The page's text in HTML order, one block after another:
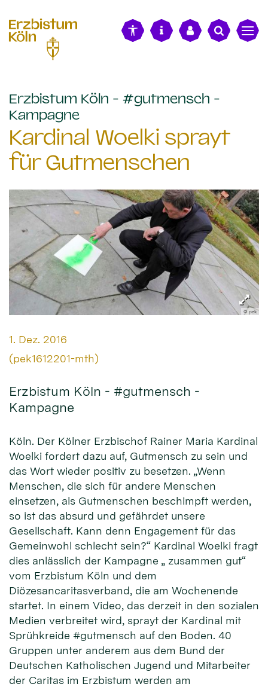
Erzbistum Köln - #gutmensch -
Kampagne:
Kardinal Woelki sprayt
für Gutmenschen
© pek
Datum:
1. Dez. 2016
Von:
(pek1612201-mth)
Erzbistum Köln - #gutmensch -
Kampagne
Köln. Der Kölner Erzbischof Rainer Maria Kardinal
Woelki fordert dazu auf, Gutmensch zu sein und
das Wort wieder positiv zu besetzen. „Wenn
Menschen, die sich für andere Menschen
einsetzen, als Gutmenschen beschimpft werden,
so ist das absurd und gefährdet unsere
Gesellschaft. Kann denn Engagement für das
Gemeinwohl schlecht sein?“ Kardinal Woelki fragt
dies anlässlich der Kampagne „ zusammen gut“
vom Erzbistum Köln und dem
Diözesancaritasverband, die am Wochenende
startet. In einem Video, das derzeit in den sozialen
Medien verbreitet wird, sprayt der Kardinal mit
Sprühkreide #gutmensch auf den Boden. 40
Gruppen unter anderem aus dem Bund der
Deutschen Katholischen Jugend und Mitarbeiter
der Caritas im Erzbistum werden am